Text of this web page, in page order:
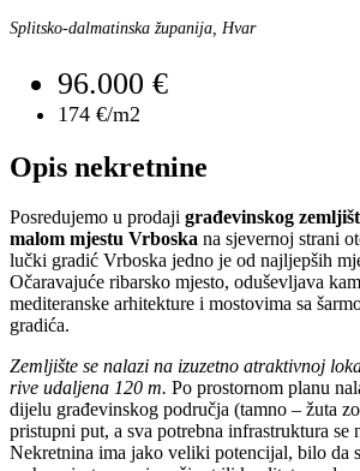
Splitsko-dalmatinska županija, Hvar
96.000 €
174 €/m2
Opis nekretnine
Posredujemo u prodaji građevinskog
malom mjestu Vrboska na sjevernoj strani
lučki gradić Vrboska jedno je od najljepših
Očaravajuće ribarsko mjesto, oduševljava
mediteranske arhitekture i mostovima sa
gradića.
Zemljište se nalazi na izuzetno atraktivnoj
rive udaljena 120 m. Po prostornom planu
dijelu građevinskog područja (tamno – žuta
pristupni put, a sva potrebna infrastruktura se
Nekretnina ima jako veliki potencijal, bilo da